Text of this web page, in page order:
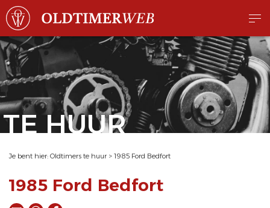
TE HUUR
Je bent hier: Oldtimers te huur > 1985 Ford Bedfort
1985 Ford Bedfort